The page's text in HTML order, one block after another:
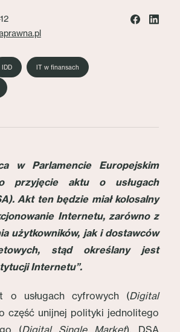
IDD IT w finansach
w Parlamencie Europejskim
przyjęcie aktu o usługach
Akt ten będzie miał kolosalny
Internetu, zarówno z
użytkowników, jak i dostawców
stąd określany jest
Internetu”.
o usługach cyfrowych (Digital
część unijnej polityki jednolitego
(Digital Single Market). DSA